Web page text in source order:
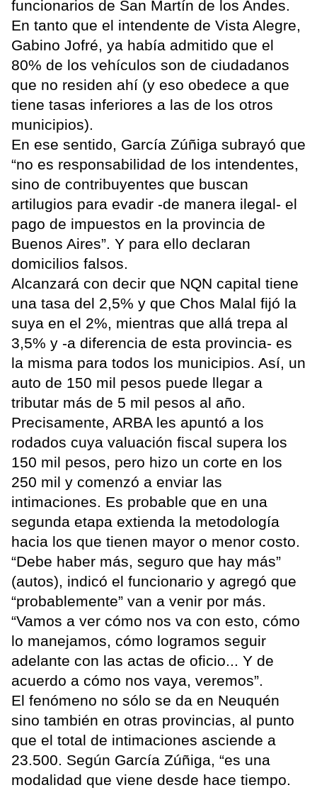
funcionarios de San Martín de los Andes.
En tanto que el intendente de Vista Alegre,
Gabino Jofré, ya había admitido que el
80% de los vehículos son de ciudadanos
que no residen ahí (y eso obedece a que
tiene tasas inferiores a las de los otros
municipios).
En ese sentido, García Zúñiga subrayó que
“no es responsabilidad de los intendentes,
sino de contribuyentes que buscan
artilugios para evadir -de manera ilegal- el
pago de impuestos en la provincia de
Buenos Aires”. Y para ello declaran
domicilios falsos.
Alcanzará con decir que NQN capital tiene
una tasa del 2,5% y que Chos Malal fijó la
suya en el 2%, mientras que allá trepa al
3,5% y -a diferencia de esta provincia- es
la misma para todos los municipios. Así, un
auto de 150 mil pesos puede llegar a
tributar más de 5 mil pesos al año.
Precisamente, ARBA les apuntó a los
rodados cuya valuación fiscal supera los
150 mil pesos, pero hizo un corte en los
250 mil y comenzó a enviar las
intimaciones. Es probable que en una
segunda etapa extienda la metodología
hacia los que tienen mayor o menor costo.
“Debe haber más, seguro que hay más”
(autos), indicó el funcionario y agregó que
“probablemente” van a venir por más.
“Vamos a ver cómo nos va con esto, cómo
lo manejamos, cómo logramos seguir
adelante con las actas de oficio... Y de
acuerdo a cómo nos vaya, veremos”.
El fenómeno no sólo se da en Neuquén
sino también en otras provincias, al punto
que el total de intimaciones asciende a
23.500. Según García Zúñiga, “es una
modalidad que viene desde hace tiempo.